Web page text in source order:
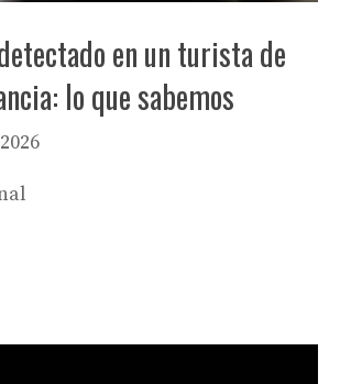
en un turista de
lo que sabemos